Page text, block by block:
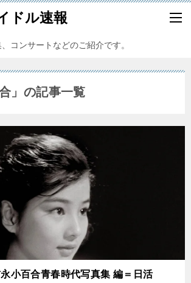
ドル速報
コンサートなどのご紹介です。
」の記事一覧
小百合青春時代写真集 編＝日活